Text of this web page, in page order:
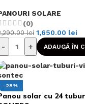
SOLARE
(0)
lei 1,650.00 lei
- + ADAUGĂ ÎN
-28%
solar cu 24